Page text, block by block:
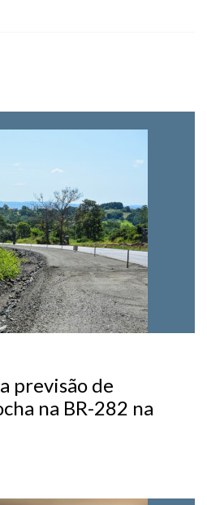
previsão de
na BR-282 na